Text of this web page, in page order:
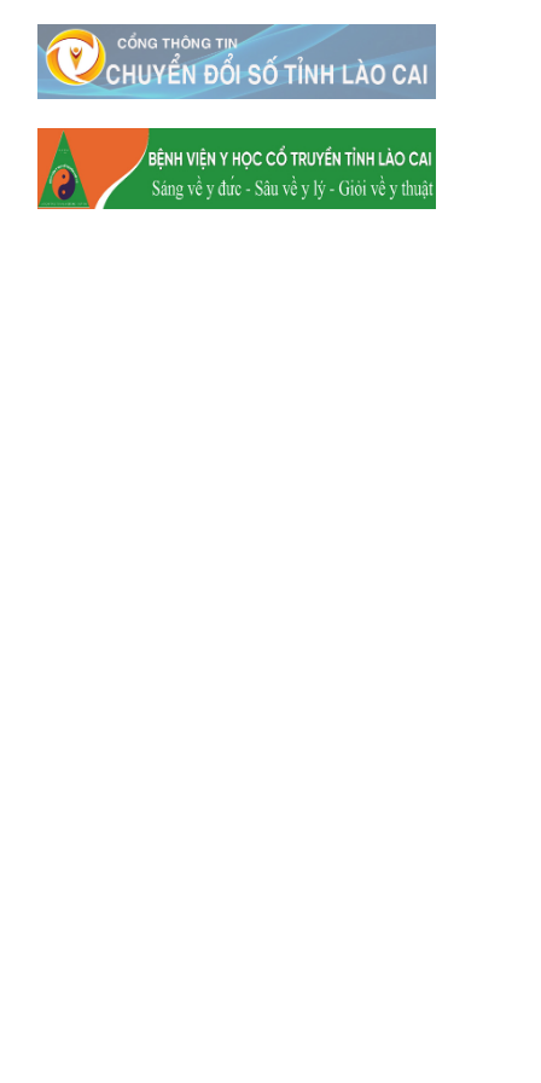
Xã Tằng Loỏng
Xã Gia Phú
Xã Mường
Hum
Xã Dền Sáng
Xã Y Tý
Xã A Mú Sung
Xã Trịnh Tường
Xã Nậm Chày